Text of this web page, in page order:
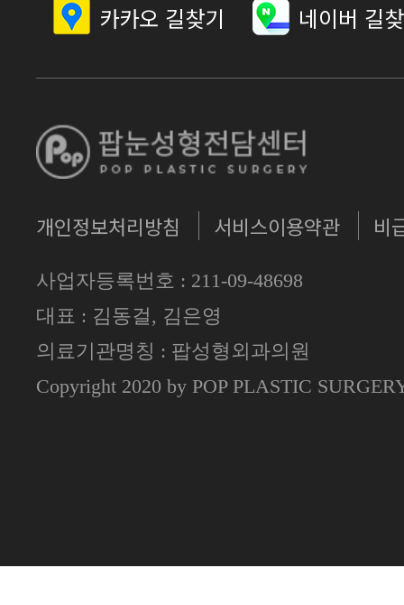
카카오 길찾기 네이버 길
개인정보처리방침 서비스이용약관 비
사업자등록번호 : 211-09-48698
대표 : 김동걸, 김은영
의료기관명칭 : 팝성형외과의원
Copyright 2020 by POP PLASTIC